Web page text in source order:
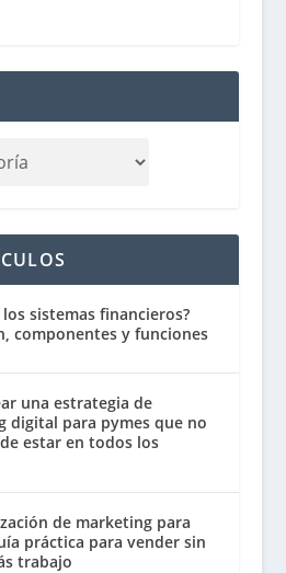
los sistemas financieros?
componentes y funciones
una estrategia de
digital para pymes que no
estar en todos los
de marketing para
práctica para vender sin
trabajo